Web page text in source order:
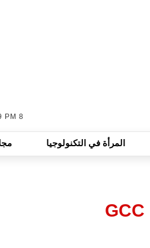
8 August 2026, Sat | 1:09 PM
المرأة في التكنولوجيا